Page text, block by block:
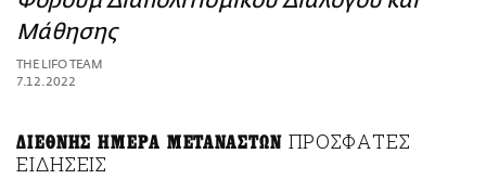
ΑΜΠΑ
PRINT
Μάθησης
THE LIFO TEAM
7.12.2022
ΔΙΕΘΝΗΣ ΗΜΕΡΑ ΜΕΤΑΝΑΣΤΩΝ ΠΡΟΣΦΑΤΕΣ
ΕΙΔΗΣΕΙΣ